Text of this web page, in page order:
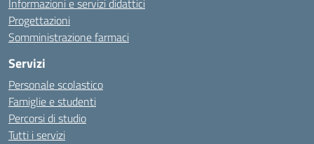
Informazioni e servizi didattici
Progettazioni
Somministrazione farmaci
Servizi
Personale scolastico
Famiglie e studenti
Percorsi di studio
Tutti i servizi